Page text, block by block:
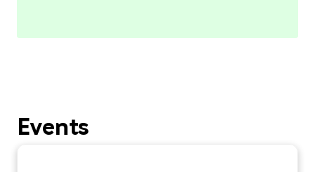
Events